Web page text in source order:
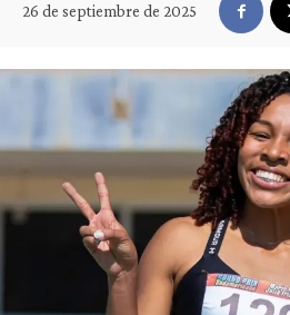
26 de septiembre de 2025